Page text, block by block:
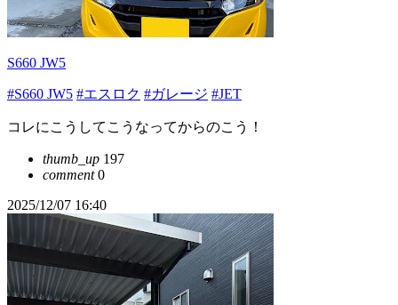
S660 JW5
#S660 JW5 #エスロク #ガレージ #JET
コレにこうしてこうなってからのこう！
thumb_up 197
comment0
2025/12/07 16:40